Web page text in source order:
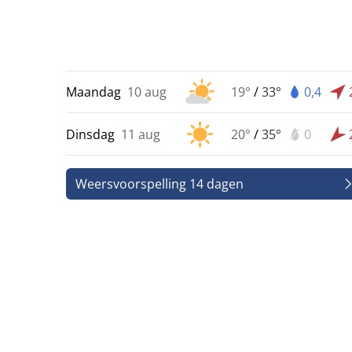
Maandag 10 aug 19° /33° 0,4
Dinsdag 11 aug 20° /35° 0
Weersvoorspelling 14 dagen